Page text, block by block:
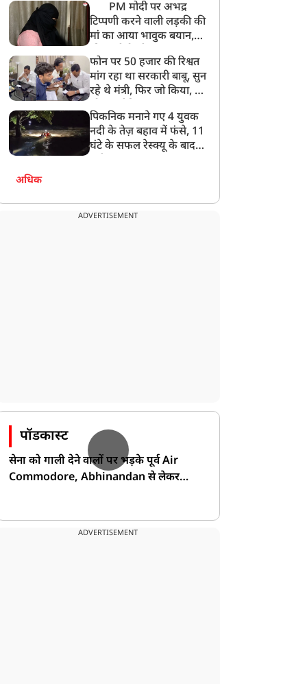
PM मोदी पर अभद्र
टिप्पणी करने वाली लड़की की
मां का आया भावुक बयान,
बेटी को गोद लें प्रधानमंत्री
फोन पर 50 हजार की रिश्वत
मांग रहा था सरकारी बाबू, सुन
रहे थे मंत्री, फिर जो किया, वो
पिकनिक मनाने गए 4 युवक
नदी के तेज़ बहाव में फंसे, 11
घंटे के सफल रेस्क्यू के बाद
अधिक
ADVERTISEMENT
पॉडकास्ट
सेना को गाली देने वालों पर भड़के पूर्व Air
Commodore, Abhinandan से लेकर
ADVERTISEMENT